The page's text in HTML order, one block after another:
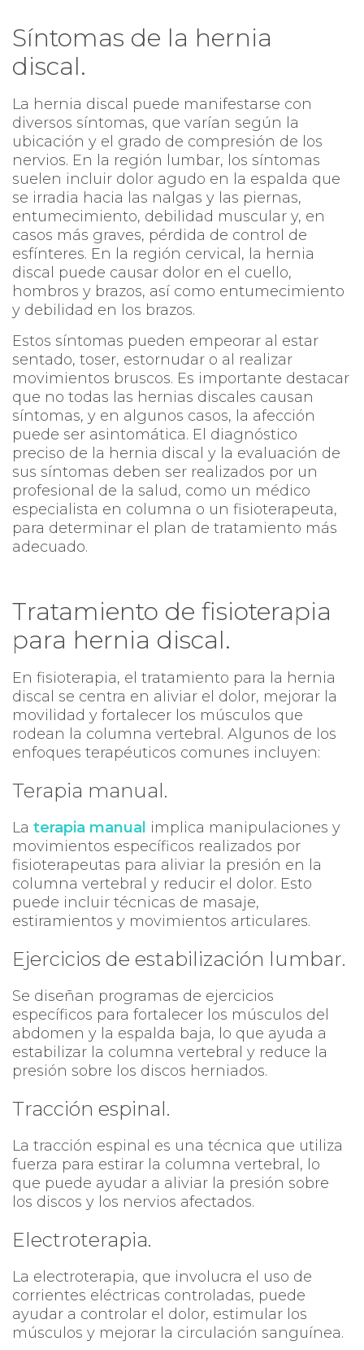
Síntomas de la hernia
discal.
La hernia discal puede manifestarse con
diversos síntomas, que varían según la
ubicación y el grado de compresión de los
nervios. En la región lumbar, los síntomas
suelen incluir dolor agudo en la espalda que
se irradia hacia las nalgas y las piernas,
entumecimiento, debilidad muscular y, en
casos más graves, pérdida de control de
esfínteres. En la región cervical, la hernia
discal puede causar dolor en el cuello,
hombros y brazos, así como entumecimiento
y debilidad en los brazos.
Estos síntomas pueden empeorar al estar
sentado, toser, estornudar o al realizar
movimientos bruscos. Es importante destacar
que no todas las hernias discales causan
síntomas, y en algunos casos, la afección
puede ser asintomática. El diagnóstico
preciso de la hernia discal y la evaluación de
sus síntomas deben ser realizados por un
profesional de la salud, como un médico
especialista en columna o un fisioterapeuta,
para determinar el plan de tratamiento más
adecuado.
Tratamiento de fisioterapia
para hernia discal.
En fisioterapia, el tratamiento para la hernia
discal se centra en aliviar el dolor, mejorar la
movilidad y fortalecer los músculos que
rodean la columna vertebral. Algunos de los
enfoques terapéuticos comunes incluyen:
Terapia manual.
La terapia manual implica manipulaciones y
movimientos específicos realizados por
fisioterapeutas para aliviar la presión en la
columna vertebral y reducir el dolor. Esto
puede incluir técnicas de masaje,
estiramientos y movimientos articulares.
Ejercicios de estabilización lumbar.
Se diseñan programas de ejercicios
específicos para fortalecer los músculos del
abdomen y la espalda baja, lo que ayuda a
estabilizar la columna vertebral y reduce la
presión sobre los discos herniados.
Tracción espinal.
La tracción espinal es una técnica que utiliza
fuerza para estirar la columna vertebral, lo
que puede ayudar a aliviar la presión sobre
los discos y los nervios afectados.
Electroterapia.
La electroterapia, que involucra el uso de
corrientes eléctricas controladas, puede
ayudar a controlar el dolor, estimular los
músculos y mejorar la circulación sanguínea.